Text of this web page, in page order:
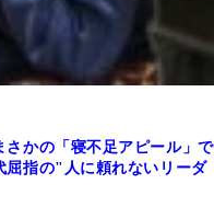
かの「寝不足アピール」で
指の"人に頼れないリーダ